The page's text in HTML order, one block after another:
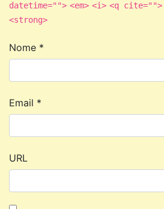
datetime=""> <em> <i> <q cite="">
<strong>
Nome *
Email *
URL